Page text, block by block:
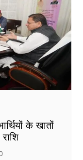
के खातों